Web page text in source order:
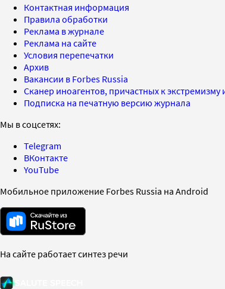
Контактная информация
Правила обработки
Реклама в журнале
Реклама на сайте
Условия перепечатки
Архив
Вакансии в Forbes Russia
Сканер иноагентов, причастных к
Подписка на печатную версию журнала
Мы в соцсетях:
Telegram
ВКонтакте
YouTube
Мобильное приложение Forbes Russia на Android
На сайте работает синтез речи